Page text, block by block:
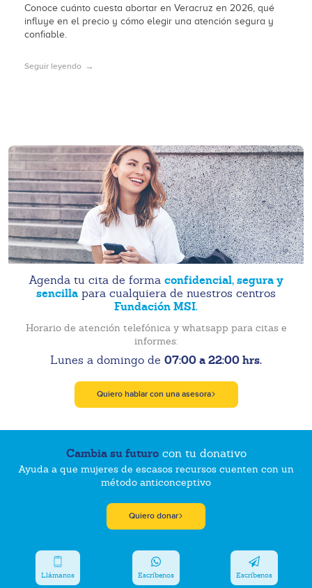
Conoce cuánto cuesta abortar en Veracruz en 2026, qué
influye en el precio y cómo elegir una atención segura y
confiable.
Seguir leyendo
Agenda tu cita de forma confidencial, segura y
sencilla para cualquiera de nuestros centros
Fundación MSI.
Horario de atención telefónica y whatsapp para citas e
informes:
Lunes a domingo de 07:00 a 22:00 hrs.
Quiero hablar con una asesora
Cambia su futurocon tu donativo
Ayuda a que mujeres de escasos recursos cuenten con un
método anticonceptivo
Quiero donar
Llámanos Escríbenos Escríbenos